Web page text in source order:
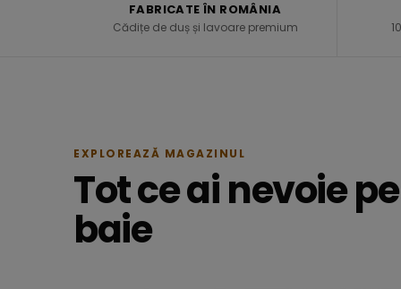
FABRICATE ÎN ROMÂNIA
Cădițe de duș și lavoare premium
EXPLOREAZĂ MAGAZINUL
Tot ce ai nevoie
baie